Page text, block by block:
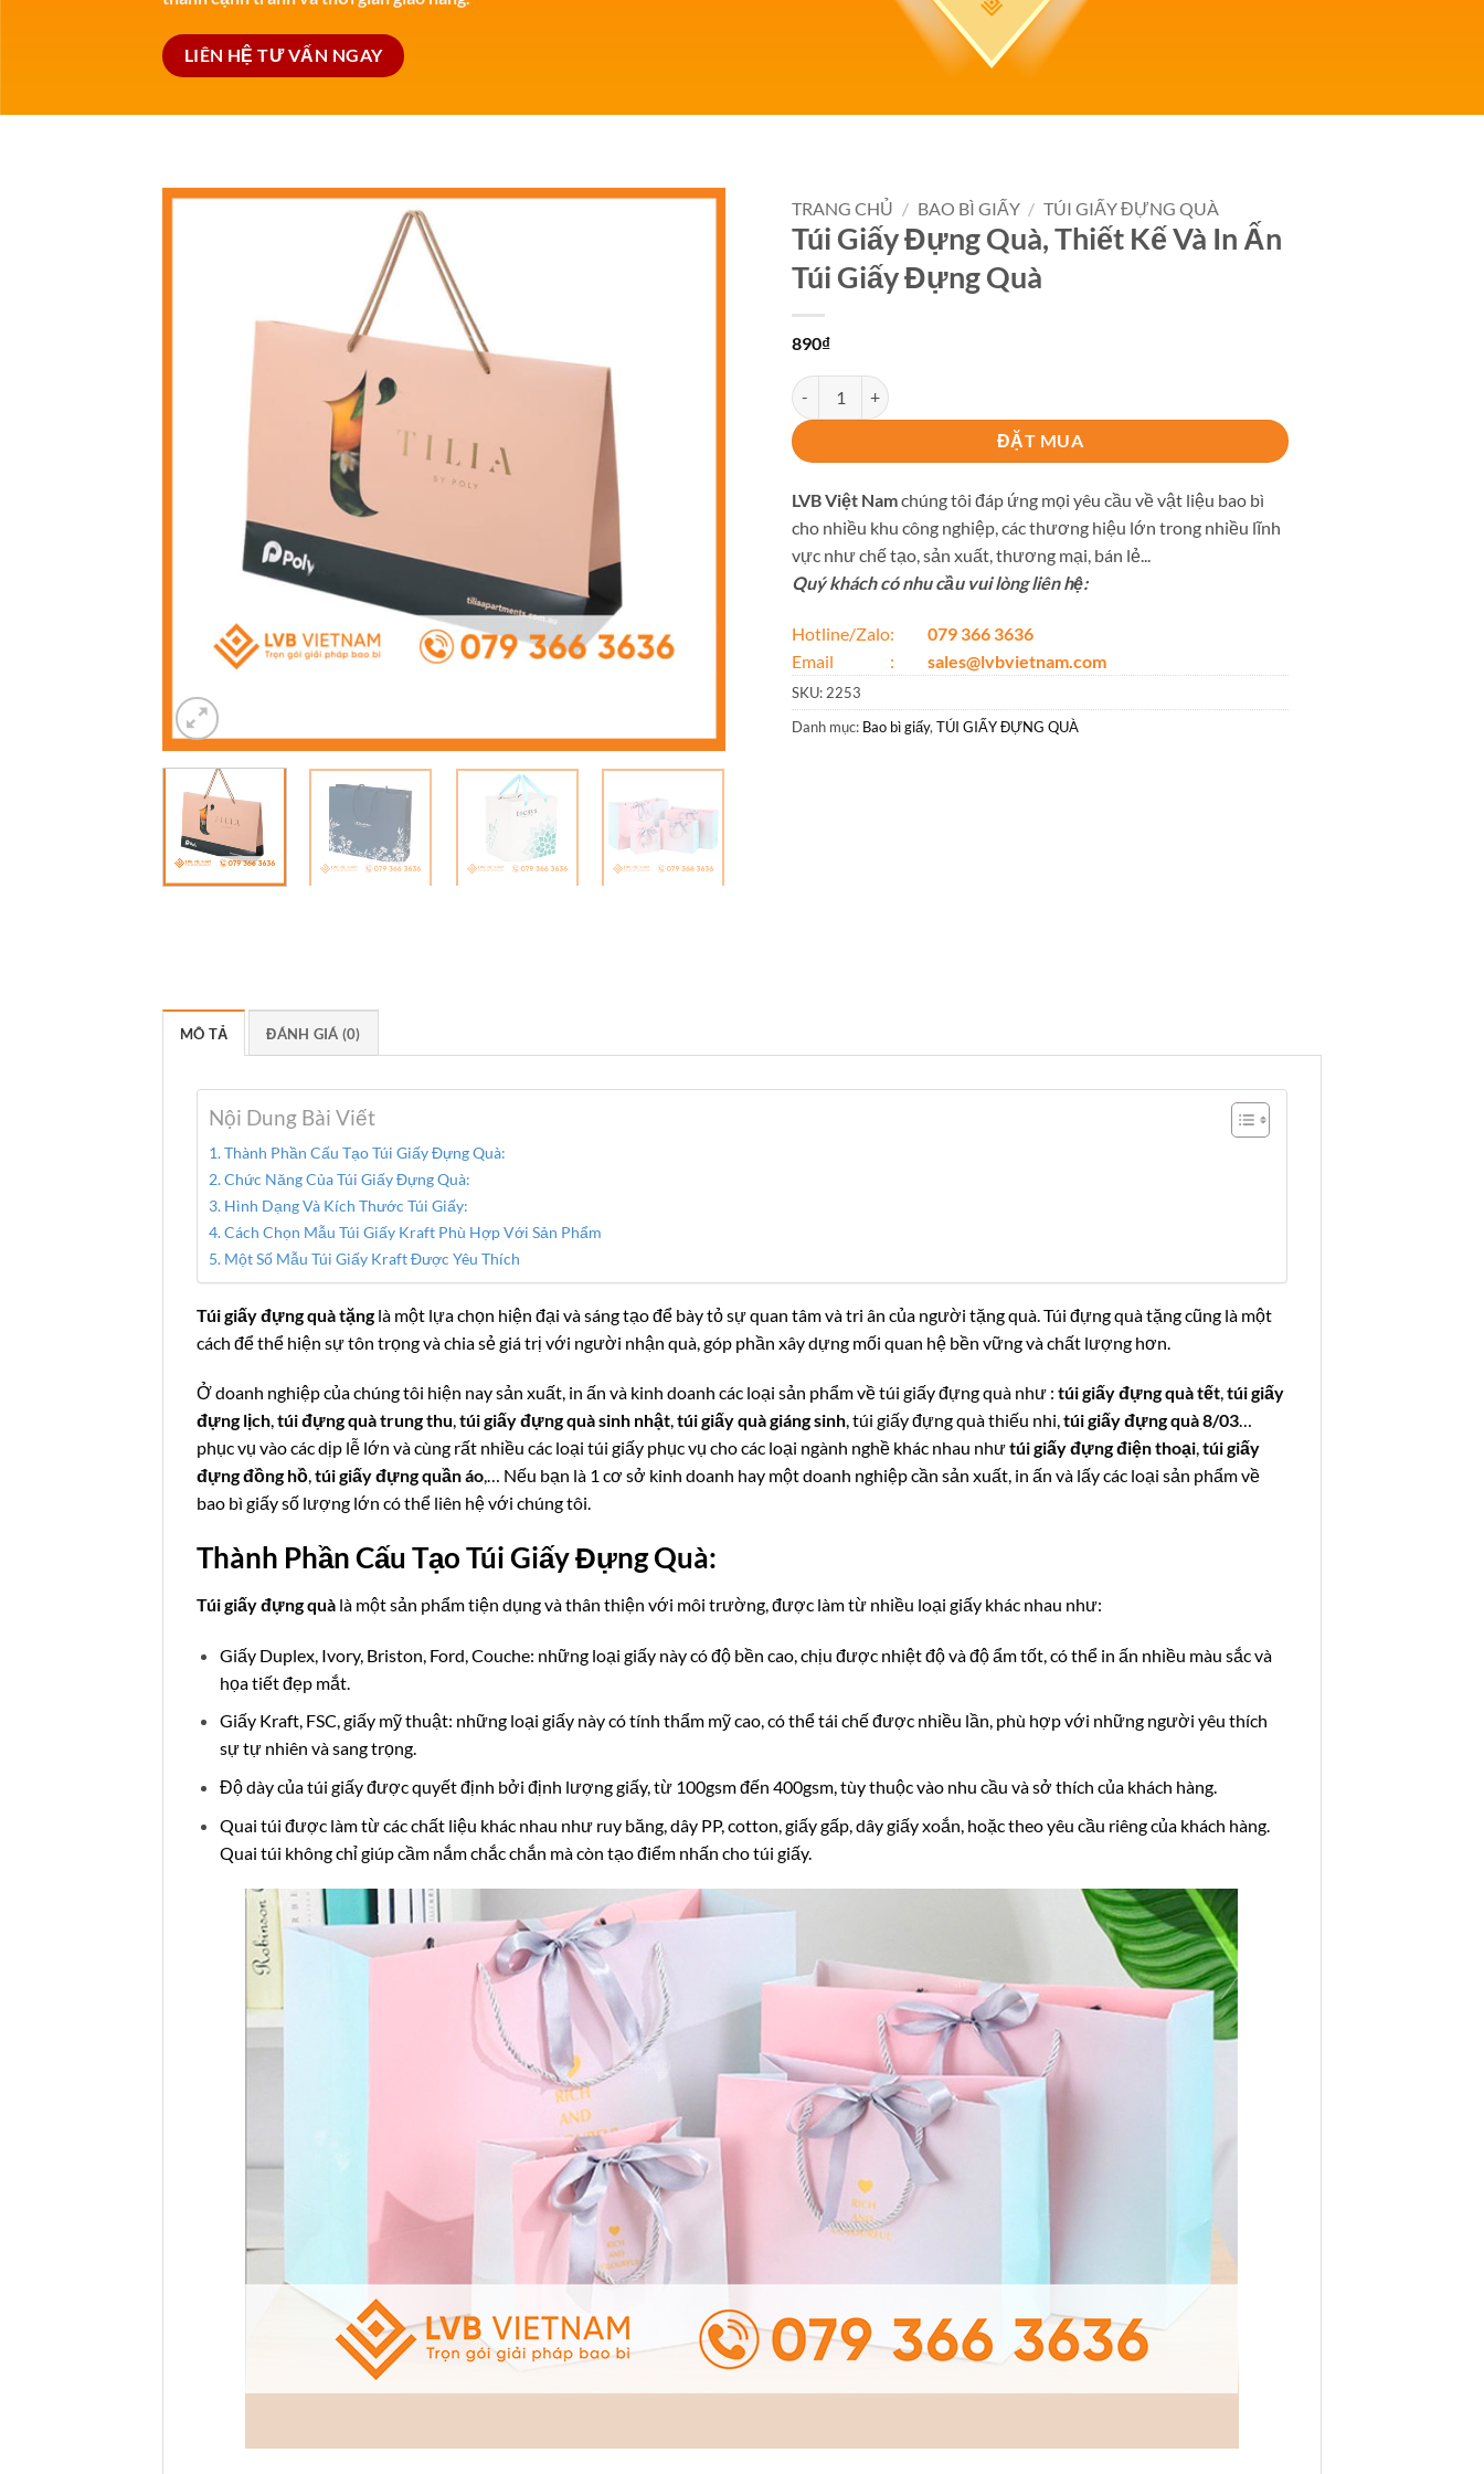
LIÊN HỆ TƯ VẤN NGAY
TRANG CHỦ / BAO BÌ GIẤY / TÚI GIẤY ĐỰNG QUÀ
Túi Giấy Đựng Quà, Thiết Kế Và In Ấn
Túi Giấy Đựng Quà
890₫
Túi Giấy Đựng Quà, Thiết Kế Và In Ấn Túi Giấy Đựng Quà số lượng
ĐẶT MUA
LVB Việt Namchúng tôi đáp ứng mọi yêu cầu về vật liệu bao bì
cho nhiều khu công nghiệp, các thương hiệu lớn trong nhiều lĩnh
vực như chế tạo, sản xuất, thương mại, bán lẻ...
Quý khách có nhu cầu vui lòng liên hệ:
Hotline/Zalo:
079 366 3636
Email :
sales@lvbvietnam.com
SKU: 2253
Danh mục: Bao bì giấy, TÚI GIẤY ĐỰNG QUÀ
MÔ TẢ ĐÁNH GIÁ (0)
Nội Dung Bài Viết
Thành Phần Cấu Tạo Túi Giấy Đựng Quà:
Chức Năng Của Túi Giấy Đựng Quà:
Hình Dạng Và Kích Thước Túi Giấy:
Cách Chọn Mẫu Túi Giấy Kraft Phù Hợp Với Sản Phẩm
Một Số Mẫu Túi Giấy Kraft Được Yêu Thích
Túi giấy đựng quà tặnglà một lựa chọn hiện đại và sáng tạo để bày tỏ sự quan tâm và tri ân của người tặng quà. Túi đựng quà tặng cũng là một
cách để thể hiện sự tôn trọng và chia sẻ giá trị với người nhận quà, góp phần xây dựng mối quan hệ bền vững và chất lượng hơn.
Ở doanh nghiệp của chúng tôi hiện nay sản xuất, in ấn và kinh doanh các loại sản phẩm về túi giấy đựng quà như : túi giấy đựng quà tết,túi giấy
đựng lịch,túi đựng quà trung thu,túi giấy đựng quà sinh nhật,túi giấy quà giáng sinh, túi giấy đựng quà thiếu nhi,túi giấy đựng quà 8/03…
phục vụ vào các dịp lễ lớn và cùng rất nhiều các loại túi giấy phục vụ cho các loại ngành nghề khác nhau nhưtúi giấy đựng điện thoại,túi giấy
đựng đồng hồ,túi giấy đựng quần áo,… Nếu bạn là 1 cơ sở kinh doanh hay một doanh nghiệp cần sản xuất, in ấn và lấy các loại sản phẩm về
bao bì giấy số lượng lớn có thể liên hệ với chúng tôi.
Thành Phần Cấu Tạo Túi Giấy Đựng Quà:
Túi giấy đựng quà là một sản phẩm tiện dụng và thân thiện với môi trường, được làm từ nhiều loại giấy khác nhau như:
Giấy Duplex, Ivory, Briston, Ford, Couche: những loại giấy này có độ bền cao, chịu được nhiệt độ và độ ẩm tốt, có thể in ấn nhiều màu sắc và
họa tiết đẹp mắt.
Giấy Kraft, FSC, giấy mỹ thuật: những loại giấy này có tính thẩm mỹ cao, có thể tái chế được nhiều lần, phù hợp với những người yêu thích
sự tự nhiên và sang trọng.
Độ dày của túi giấy được quyết định bởi định lượng giấy, từ 100gsm đến 400gsm, tùy thuộc vào nhu cầu và sở thích của khách hàng.
Quai túi được làm từ các chất liệu khác nhau như ruy băng, dây PP, cotton, giấy gấp, dây giấy xoắn, hoặc theo yêu cầu riêng của khách hàng.
Quai túi không chỉ giúp cầm nắm chắc chắn mà còn tạo điểm nhấn cho túi giấy.